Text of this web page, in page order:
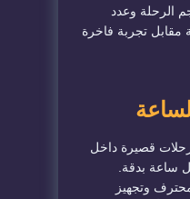
الرحلة وعدد
مقابل تجربة فاخرة
قصيرة داخل
ساعة بدقة.
وتجهيز